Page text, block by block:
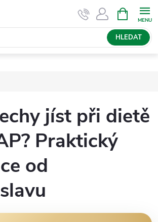
HLEDAT
NÁKUPNÍ
KOŠÍK
jíst při dietě
Praktický
od